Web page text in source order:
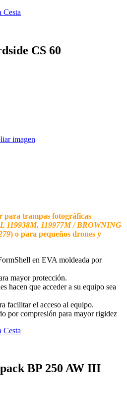
Cesta
CS 60
imagen
para trampas fotográficas
119938M, 119977M / BROWNING
) o para pequeños drones y
en EVA moldeada por
mayor protección.
hacen que acceder a su equipo sea
facilitar el acceso al equipo.
por compresión para mayor rigidez
Cesta
BP 250 AW III